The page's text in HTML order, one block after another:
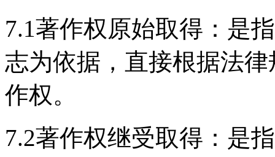
7.1著作权原始取得：是
志为依据，直接根据法
作权。
7.2著作权继受取得：是